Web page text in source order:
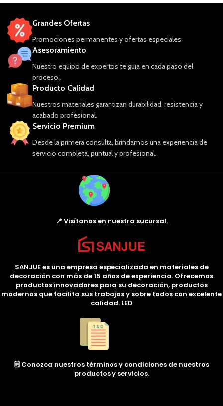
Grandes Ofertas
Promociones permanentes y ofertas especiales
Asesoramiento
Nuestro equipo de expertos te guía en cada paso del
proceso,.
Producto Calidad
Nuestros materiales garantizan durabilidad, resistencia y
acabado profesional.
Servicio Premium
Desde la primera consulta, brindamos una experiencia de
servicio completa, puntual y profesional.
📍 Visítanos en nuestra sucursal.
SANJUE es una empresa especializada en materiales de
decoración con más de 15 años de experiencia. Ofrecemos
productos innovadores para su decoración, productos
modernos que facilita sus trabajos y sobre todos con excelente
calidad. LED
🗒️ Conozca nuestros términos y condiciones de nuestros
productos y servicios.